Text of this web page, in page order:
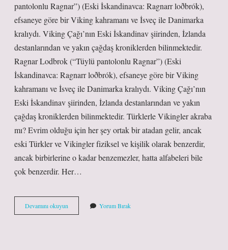
pantolonlu Ragnar”) (Eski İskandinavca: Ragnarr loðbrók),
efsaneye göre bir Viking kahramanı ve İsveç ile Danimarka
kralıydı. Viking Çağı’nın Eski İskandinav şiirinden, İzlanda
destanlarından ve yakın çağdaş kroniklerden bilinmektedir.
Ragnar Lodbrok (“Tüylü pantolonlu Ragnar”) (Eski
İskandinavca: Ragnarr loðbrók), efsaneye göre bir Viking
kahramanı ve İsveç ile Danimarka kralıydı. Viking Çağı’nın
Eski İskandinav şiirinden, İzlanda destanlarından ve yakın
çağdaş kroniklerden bilinmektedir. Türklerle Vikingler akraba
mı? Evrim olduğu için her şey ortak bir atadan gelir, ancak
eski Türkler ve Vikingler fiziksel ve kişilik olarak benzerdir,
ancak birbirlerine o kadar benzemezler, hatta alfabeleri bile
çok benzerdir. Her…
Devamını okuyun
Türk
Yorum Bırak